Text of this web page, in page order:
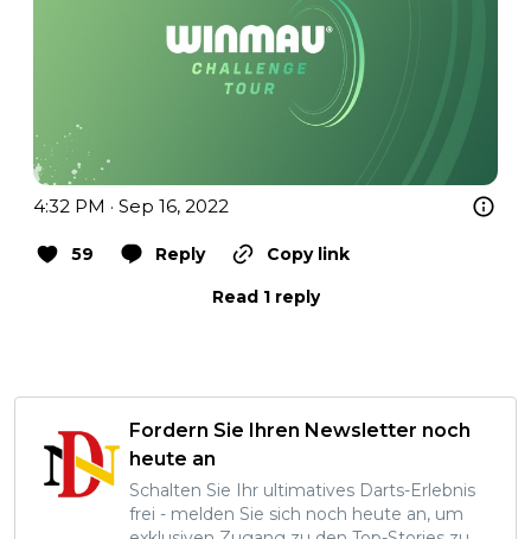
4:32 PM · Sep 16, 2022
59 Reply
Copy link
Read 1 reply
Fordern Sie Ihren Newsletter noch
heute an
Schalten Sie Ihr ultimatives Darts-Erlebnis
frei - melden Sie sich noch heute an, um